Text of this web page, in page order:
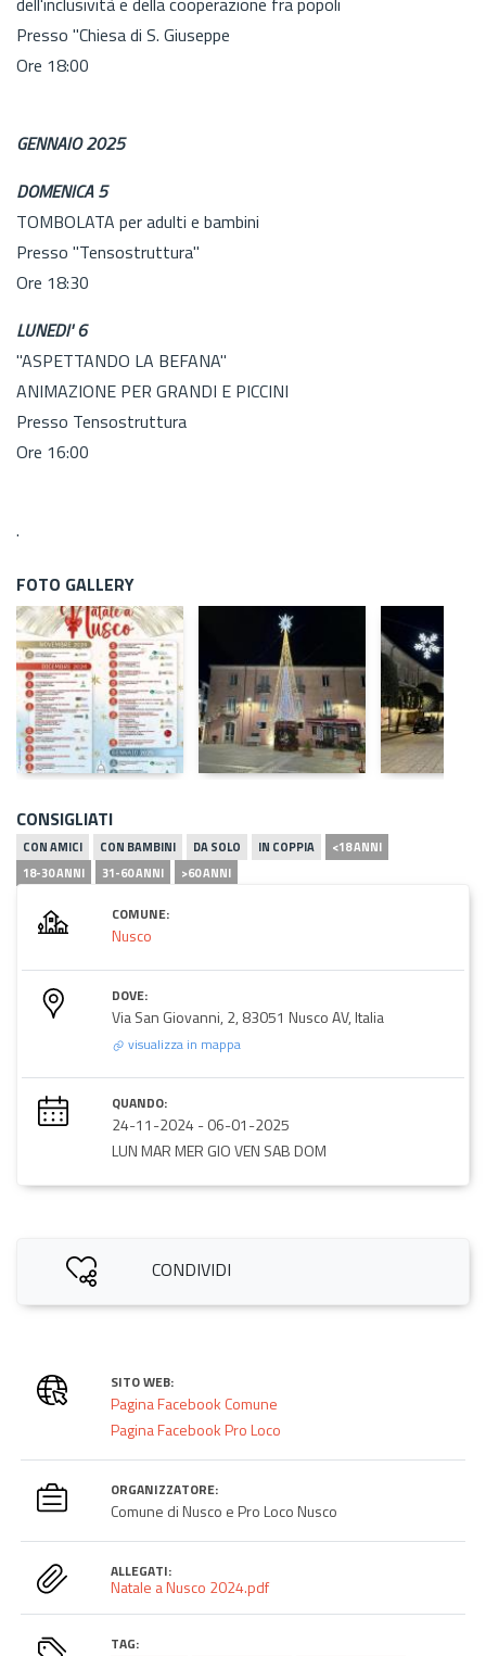
Presso "Chiesa di S. Giuseppe
Ore 18:00
GENNAIO 2025
DOMENICA 5
TOMBOLATA per adulti e bambini
Presso "Tensostruttura"
Ore 18:30
LUNEDI' 6
"ASPETTANDO LA BEFANA"
ANIMAZIONE PER GRANDI E PICCINI
Presso Tensostruttura
Ore 16:00
.
FOTO GALLERY
CONSIGLIATI
CON AMICI CON BAMBINI DA SOLO IN COPPIA
<18 ANNI
18-30 ANNI
31-60 ANNI >60 ANNI
COMUNE:
Nusco
DOVE:
Via San Giovanni, 2, 83051 Nusco AV, Italia
visualizza in mappa
QUANDO:
24-11-2024 -06-01-2025
LUN MAR MER GIO VEN SAB DOM
CONDIVIDI
SITO WEB:
Pagina Facebook Comune
Pagina Facebook Pro Loco
ORGANIZZATORE:
Comune di Nusco e Pro Loco Nusco
ALLEGATI:
Natale a Nusco 2024.pdf
TAG: